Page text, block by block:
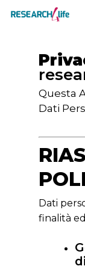
per
Questa
Dati
Dati
finalità